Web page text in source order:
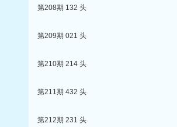
第208期 132 头
第209期 021 头
第210期 214 头
第211期 432 头
第212期 231 头